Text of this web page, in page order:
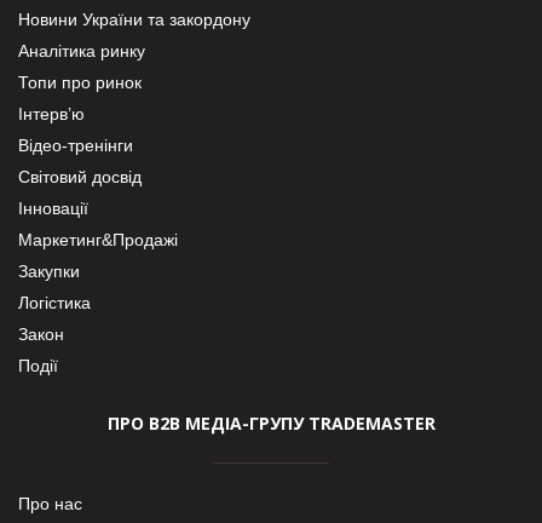
Новини України та закордону
Аналітика ринку
Топи про ринок
Інтерв’ю
Відео-тренінги
Світовий досвід
Інновації
Маркетинг&Продажі
Закупки
Логістика
Закон
Події
ПРО В2В МЕДІА-ГРУПУ TRADEMASTER
Про нас